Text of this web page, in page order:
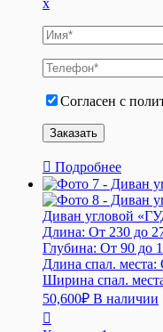
x
Согласен с
Подробнее
Диван угловой
Длина: От 230 до
Глубина: От 90 до
Длина спал. места:
Ширина спал.
50,600₽ В наличии